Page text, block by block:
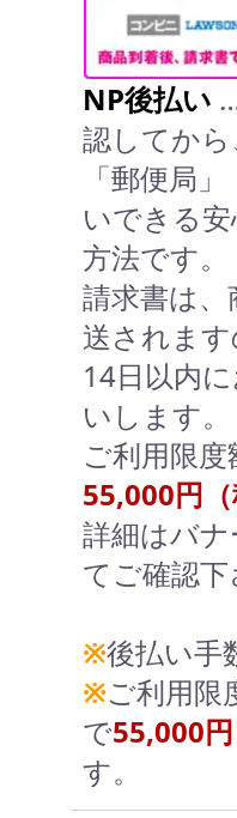
NP後払い
認してから
「郵便局
いできる
方法です。
請求書は
送されま
14日以内
いします。
ご利用限
55,000円（
詳細はバ
てご確認下
※後払い手
※ご利用限
で55,000円
す。